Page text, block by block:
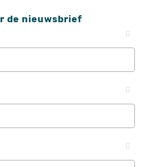
de nieuwsbrief